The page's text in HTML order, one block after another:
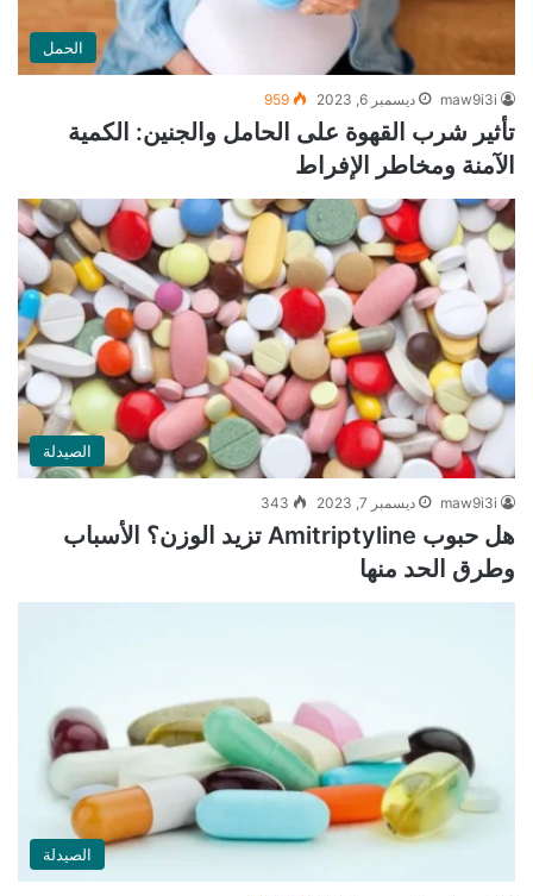
الحمل
maw9i3i ديسمبر 6, 2023 959
تأثير شرب القهوة على الحامل والجنين: الكمية
الآمنة ومخاطر الإفراط
الصيدلة
maw9i3i ديسمبر 7, 2023 343
هل حبوب Amitriptyline تزيد الوزن؟ الأسباب
وطرق الحد منها
الصيدلة